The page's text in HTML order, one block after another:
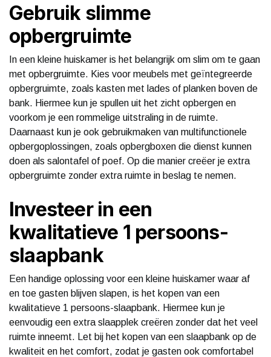
Gebruik slimme
opbergruimte
In een kleine huiskamer is het belangrijk om slim om te gaan
met opbergruimte. Kies voor meubels met geïntegreerde
opbergruimte, zoals kasten met lades of planken boven de
bank. Hiermee kun je spullen uit het zicht opbergen en
voorkom je een rommelige uitstraling in de ruimte.
Daarnaast kun je ook gebruikmaken van multifunctionele
opbergoplossingen, zoals opbergboxen die dienst kunnen
doen als salontafel of poef. Op die manier creëer je extra
opbergruimte zonder extra ruimte in beslag te nemen.
Investeer in een
kwalitatieve 1 persoons-
slaapbank
Een handige oplossing voor een kleine huiskamer waar af
en toe gasten blijven slapen, is het kopen van een
kwalitatieve 1 persoons-slaapbank. Hiermee kun je
eenvoudig een extra slaapplek creëren zonder dat het veel
ruimte inneemt. Let bij het kopen van een slaapbank op de
kwaliteit en het comfort, zodat je gasten ook comfortabel